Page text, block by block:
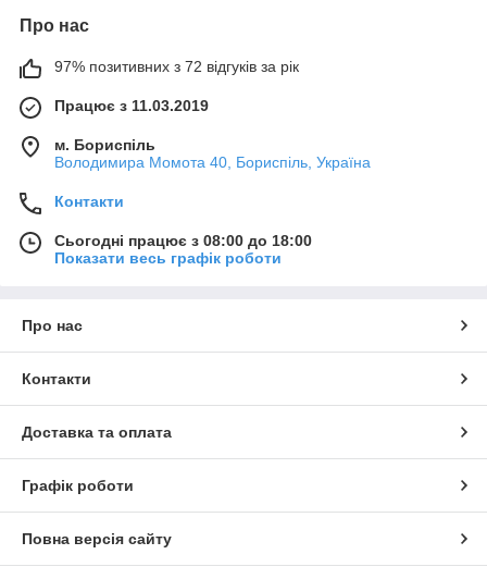
Про нас
97% позитивних з 72 відгуків за рік
Працює з 11.03.2019
м. Бориспіль
Володимира Момота 40, Бориспіль, Україна
Контакти
Сьогодні працює з 08:00 до 18:00
Показати весь графік роботи
Про нас
Контакти
Доставка та оплата
Графік роботи
Повна версія сайту